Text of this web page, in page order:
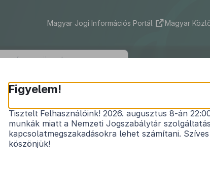
Magyar Jogi Információs Portál Magyar
Újrónafő Község
Újrónafő Község
Figyelem!
Tisztelt Felhasználóink! 2026. augusztus 8-án
munkák miatt a Nemzeti Jogszabálytár
kapcsolatmegszakadásokra lehet számítani.
köszönjük!